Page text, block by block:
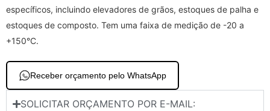
específicos, incluindo elevadores de grãos, estoques de palha e
estoques de composto. Tem uma faixa de medição de -20 a
+150°C.
Receber orçamento pelo WhatsApp
SOLICITAR ORÇAMENTO POR E-MAIL: